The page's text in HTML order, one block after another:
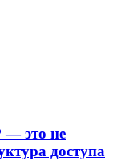
— это не
доступа